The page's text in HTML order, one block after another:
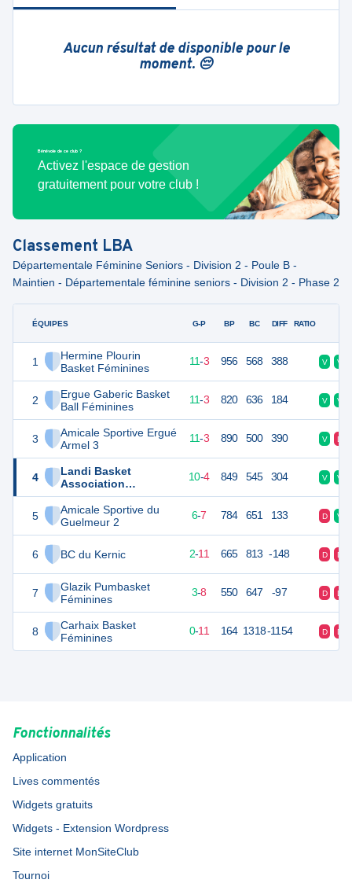
Aucun résultat de disponible pour le
moment. 😔
Bénévole de ce club ?
Activez l'espace de gestion
gratuitement pour votre club !
Classement LBA
Départementale Féminine Seniors - Division 2 - Poule B -
Maintien - Départementale féminine seniors - Division 2 - Phase 2
ÉQUIPES
1
Hermine Plourin
Basket Féminines
2
Ergue Gaberic Basket
Ball Féminines
3
Amicale Sportive Ergué
Armel 3
4
Landi Basket
Association
Féminines
5
Amicale Sportive du
Guelmeur 2
6 BC du Kernic
7
Glazik Pumbasket
Féminines
8
Carhaix Basket
Féminines
G-P BP BC DIFF RATIO
25 11-3 956 568 388 V V
25 14 11-3 820 636 184 V V
25 14 11-3 890 500 390 V D
10-4 849 545 304 V V
19 6-7 784 651 133 D V
2-11 665 813 -148 D D
14 3-8 550 647 -97 D D
0-11 164 1318-1154 D D
Fonctionnalités
Application
Lives commentés
Widgets gratuits
Widgets - Extension Wordpress
Site internet MonSiteClub
Tournoi